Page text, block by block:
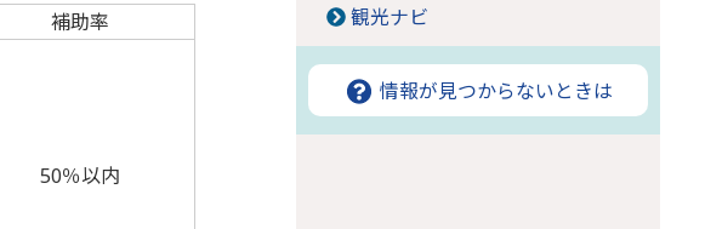
補助率
50％以内
観光ナビ
情報が見つからないときは